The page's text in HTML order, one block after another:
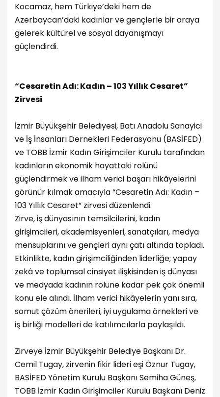
Kocamaz, hem Türkiye’deki hem de
Azerbaycan’daki kadınlar ve gençlerle bir araya
gelerek kültürel ve sosyal dayanışmayı
güçlendirdi.
“Cesaretin Adı: Kadın – 103 Yıllık Cesaret”
Zirvesi
İzmir Büyükşehir Belediyesi, Batı Anadolu Sanayici
ve İş İnsanları Dernekleri Federasyonu (BASİFED)
ve TOBB İzmir Kadın Girişimciler Kurulu tarafından
kadınların ekonomik hayattaki rolünü
güçlendirmek ve ilham verici başarı hikâyelerini
görünür kılmak amacıyla “Cesaretin Adı: Kadın –
103 Yıllık Cesaret” zirvesi düzenlendi.
Zirve, iş dünyasının temsilcilerini, kadın
girişimcileri, akademisyenleri, sanatçıları, medya
mensuplarını ve gençleri aynı çatı altında topladı.
Etkinlikte, kadın girişimciliğinden liderliğe; yapay
zekâ ve toplumsal cinsiyet ilişkisinden iş dünyası
ve medyada kadının rolüne kadar pek çok önemli
konu ele alındı. İlham verici hikâyelerin yanı sıra,
somut çözüm önerileri, iyi uygulama örnekleri ve
iş birliği modelleri de katılımcılarla paylaşıldı.
Zirveye İzmir Büyükşehir Belediye Başkanı Dr.
Cemil Tugay, zirvenin fikir lideri eşi Öznur Tugay,
BASİFED Yönetim Kurulu Başkanı Semiha Güneş,
TOBB İzmir Kadın Girişimciler Kurulu Başkanı Deniz